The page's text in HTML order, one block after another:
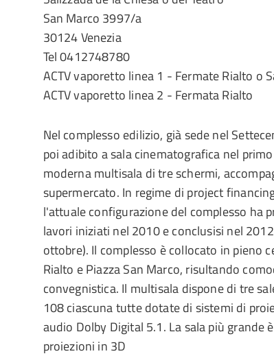
San Marco 3997/a
30124 Venezia
Tel 0412748780
ACTV vaporetto linea 1 - Fermate Rialto o
ACTV vaporetto linea 2 - Fermata Rialto
Nel complesso edilizio, già sede nel
poi adibito a sala cinematografica nel
moderna multisala di tre schermi,
supermercato. In regime di project
l'attuale configurazione del complesso ha
lavori iniziati nel 2010 e conclusisi nel
ottobre). Il complesso è collocato in pieno
Rialto e Piazza San Marco, risultando
convegnistica. Il multisala dispone di tre
108 ciascuna tutte dotate di sistemi di
audio Dolby Digital 5.1. La sala più grande
proiezioni in 3D